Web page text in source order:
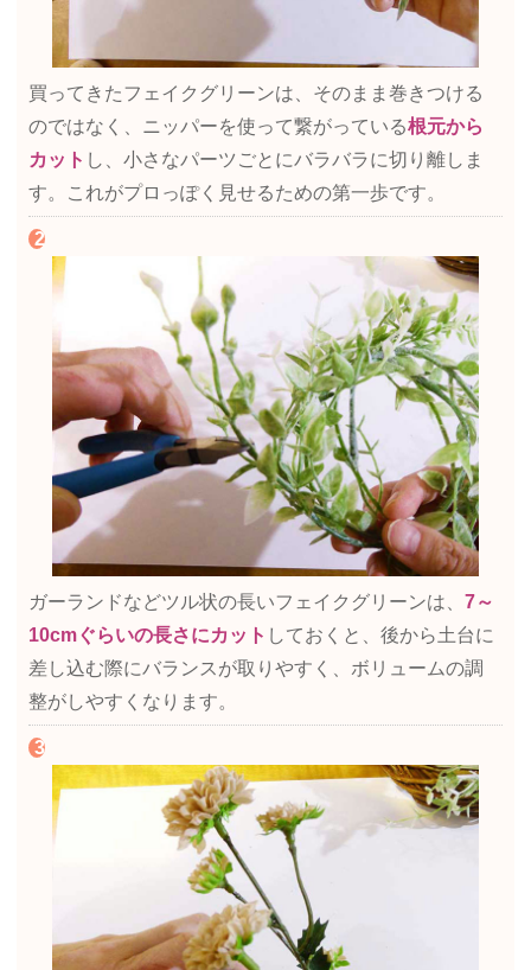
買ってきたフェイクグリーンは、そのまま巻きつける
のではなく、ニッパーを使って繋がっている根元から
カット し、小さなパーツごとにバラバラに切り離しま
す。これがプロっぽく見せるための第一歩です。
ガーランドなどツル状の長いフェイクグリーンは、7～
10cmぐらいの長さにカット しておくと、後から土台に
差し込む際にバランスが取りやすく、ボリュームの調
整がしやすくなります。